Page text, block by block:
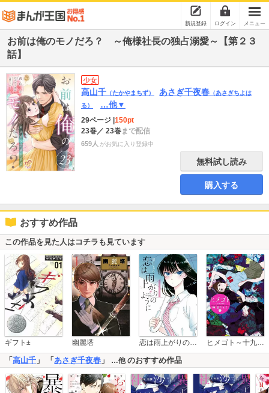
新規登録 ログイン メニュー
お前は俺のモノだろ？ ～俺様社長の独占溺愛～【第２３
話】
少女
高山千 （たかやまちず） あさぎ千夜春 （あさぎちよは
る）
…他▼
29ページ 150pt
23巻／ 23巻まで配信
659人 がお気に入り登録中
無料試し読み
購入する
おすすめ作品
この作品を見た人はコチラも見ています
ギフト± 幽麗塔 恋は雨上がりのように ヒメゴト～十九歳の制服～
「 高山千 」 「 あさぎ千夜春 」 …他のおすすめ作品